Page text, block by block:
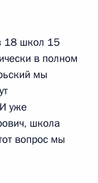
18 школ 15
в полном
мы
уже
школа
вопрос мы